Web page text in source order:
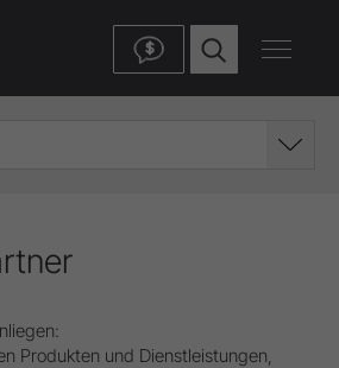
$
Produkten und Dienstleistungen,